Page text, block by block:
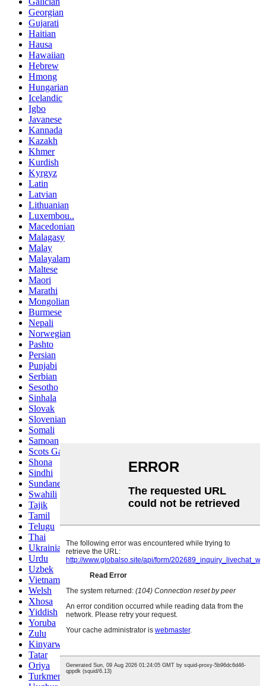
Georgian
Gujarati
Haitian
Hausa
Hawaiian
Hebrew
Hmong
Hungarian
Icelandic
Igbo
Javanese
Kannada
Kazakh
Khmer
Kurdish
Kyrgyz
Latin
Latvian
Lithuanian
Luxembou..
Macedonian
Malagasy
Malay
Malayalam
Maltese
Maori
Marathi
Mongolian
Burmese
Nepali
Norwegian
Pashto
Persian
Punjabi
Serbian
Sesotho
Sinhala
Slovak
Slovenian
Somali
Samoan
Scots Gaelic
Shona
Sindhi
Sundanese
Swahili
Tajik
Tamil
Telugu
Thai
Ukrainian
Urdu
Uzbek
Vietnamese
Welsh
Xhosa
Yiddish
Yoruba
Zulu
Kinyarwanda
Tatar
Oriya
Turkmen